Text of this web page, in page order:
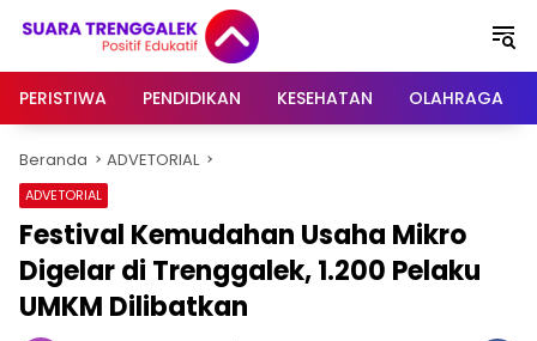
PERISTIWA
PENDIDIKAN KESEHATAN OLAHRAGA
Beranda ADVETORIAL
ADVETORIAL
Festival Kemudahan Usaha Mikro
Digelar di Trenggalek, 1.200 Pelaku
UMKM Dilibatkan